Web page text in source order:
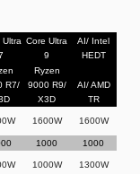
Ultra Core Ultra
9
AI/ Intel
HEDT
R7/
Ryzen
9000 R9/
X3D
AI/ AMD
TR
1600W 1600W
1000 1000
1000W 1300W